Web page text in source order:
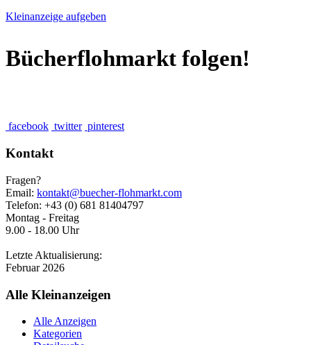
Kleinanzeige aufgeben
Bücherflohmarkt folgen!
facebook twitter pinterest
Kontakt
Fragen?
Email: kontakt@buecher-flohmarkt.com
Telefon: +43 (0) 681 81404797
Montag - Freitag
9.00 - 18.00 Uhr
Letzte Aktualisierung:
Februar 2026
Alle Kleinanzeigen
Alle Anzeigen
Kategorien